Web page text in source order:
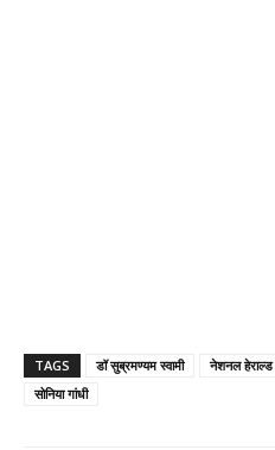
TAGS डॉ सुब्रमण्यम स्वामी नेशनल हेराल्ड
सोनिया गांधी